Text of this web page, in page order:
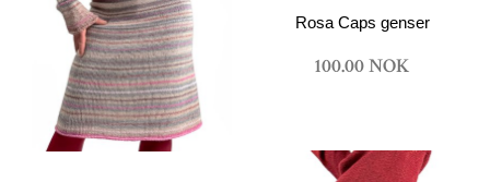
Rosa Caps genser
100.00 NOK